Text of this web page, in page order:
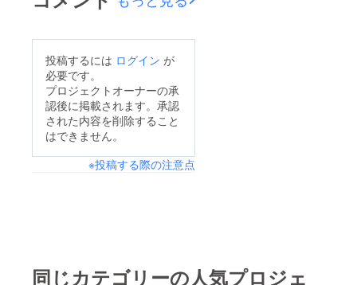
ご支援お待ちしており
ます。JAめぐみの
ほらどキウ
イを未来につなごうプ
ロジェクトメンバー
一同
らどキウイ」のおいし
商品となっておりま
す。ぜひこの機会に支
援をよろしくお願いい
たします。 ※支援期
間は10月31日までと
なっております。【公
開URL】https://camp-
期間】２０２２年９月
【目標金額】１００万
円【タイプ】All-In方
式【リターン品】「ほ
らどキウイ」贈答用な
URL】https://camp-
につき「ほらどキウ
投稿するには ログイン が
必要です。
プロジェクトオーナーの承
認後に掲載されます。承認
された内容を削除すること
はできません。
※投稿する際の注意点
同じカテゴリーの人気プロジェ